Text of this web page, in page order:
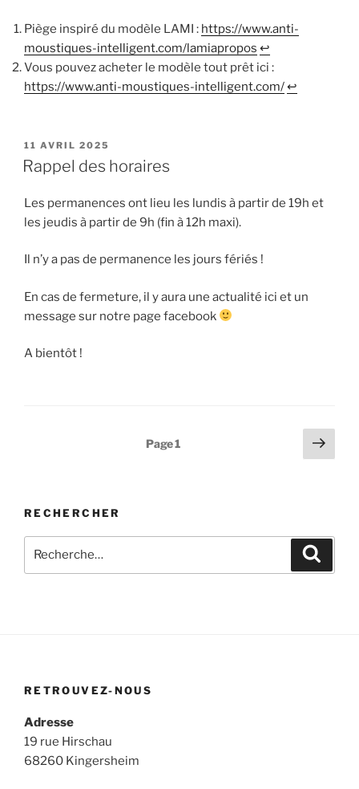
Piège inspiré du modèle LAMI : https://www.anti-
moustiques-intelligent.com/lamiapropos ↩︎
Vous pouvez acheter le modèle tout prêt ici :
https://www.anti-moustiques-intelligent.com/↩︎
PUBLIÉ
LE
11 AVRIL 2025
Rappel des horaires
Les permanences ont lieu les lundis à partir de 19h et
les jeudis à partir de 9h (fin à 12h maxi).
Il n’y a pas de permanence les jours fériés !
En cas de fermeture, il y aura une actualité ici et un
message sur notre page facebook
A bientôt !
Page1
Page
RECHERCHER
pour
RETROUVEZ-NOUS
Adresse
19 rue Hirschau
68260 Kingersheim